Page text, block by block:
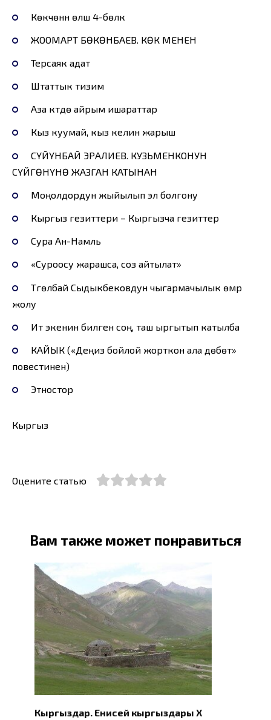
Көкчөнүн өлүшү 4-бөлүк
ЖООМАРТ БӨКӨНБАЕВ. КӨК МЕНЕН
Терсаяк адат
Штаттык тизим
Аза күтүүдө айрым ишараттар
Кыз куумай, кыз келин жарыш
СҮЙҮНБАЙ ЭРАЛИЕВ. КУЗЬМЕНКОНУН
СҮЙГӨНҮНӨ ЖАЗГАН КАТЫНАН
Моңолдордун жыйылып эл болгону
Кыргыз гезиттери – Кыргызча гезиттер
Сура Ан-Намль
«Суроосу жарашса, соз айтылат»
Түгөлбай Сыдыкбековдун чыгармачылык өмүр
жолу
Ит экенин билген соң, таш ыргытып катылба
КАЙЫК («Деңиз бойлой жорткон ала дөбөт»
повестинен)
Этностор
Кыргыз
Оцените статью
Вам также может понравиться
Кыргыздар. Eнисей кыргыздары X